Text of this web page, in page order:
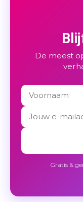
De meest
Gratis &